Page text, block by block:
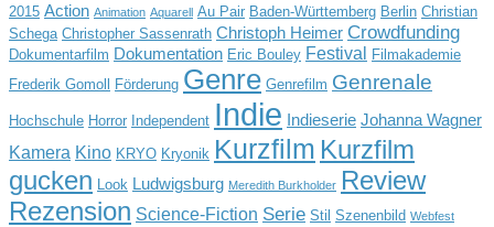
2015 Action Animation Aquarell Au Pair Baden-Württemberg Berlin Christian
Schega Christopher Sassenrath Christoph Heimer Crowdfunding
Dokumentarfilm Dokumentation Eric Bouley Festival
Filmakademie
Frederik Gomoll Förderung Genre Genrefilm Genrenale
Hochschule Horror Independent Indie Indieserie Johanna Wagner
Kamera Kino KRYO Kryonik Kurzfilm Kurzfilm
gucken Look Ludwigsburg Meredith Burkholder Review
Rezension Science-Fiction Serie Stil Szenenbild Webfest